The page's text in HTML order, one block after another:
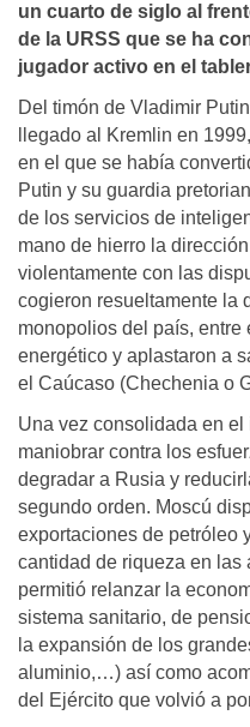
un cuarto de siglo al
de la URSS que se ha
jugador activo en el
Del timón de Vladimir
llegado al Kremlin en
en el que se había
Putin y su guardia
de los servicios de
mano de hierro la
violentamente con las
cogieron resueltamente la
monopolios del país,
energético y aplastaron a
el Caúcaso (Chechenia o
Una vez consolidada en
maniobrar contra los
degradar a Rusia y
segundo orden. Moscú
exportaciones de petróleo
cantidad de riqueza en las
permitió relanzar la
sistema sanitario, de
la expansión de los
aluminio,…) así como
del Ejército que volvió a